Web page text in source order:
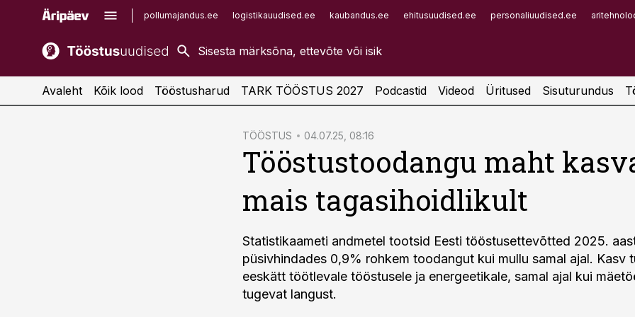
pollumajandus.ee logistikauudised.ee kaubandus.ee ehitusuudised.ee personaliuudised.ee
kaubandus.ee
kinnisvarauudised.ee
imelineajalugu.ee
Infopank
Avaleht Kõik lood Tööstusharud TARK TÖÖSTUS 2027 Podcastid Videod Üritused Sisuturundus
TÖÖSTUS 04.07.25, 08:16
Tööstustoodangu maht
mais tagasihoidlikult
Statistikaameti andmetel tootsid Eesti tööstusettevõtted 2025.
püsivhindades 0,9% rohkem toodangut kui mullu samal ajal. Kasv
eeskätt töötlevale tööstusele ja energeetikale, samal ajal kui
tugevat langust.